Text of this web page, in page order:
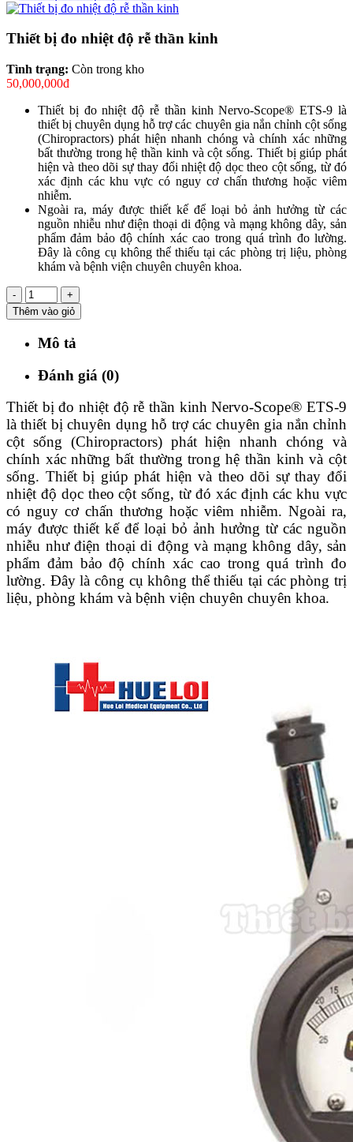
Thiết bị đo nhiệt độ rễ thần kinh
Tình trạng: Còn trong kho
50,000,000đ
Thiết bị đo nhiệt độ rễ thần kinh Nervo-Scope® ETS-9 là
thiết bị chuyên dụng hỗ trợ các chuyên gia nắn chỉnh cột sống
(Chiropractors) phát hiện nhanh chóng và chính xác những
bất thường trong hệ thần kinh và cột sống. Thiết bị giúp phát
hiện và theo dõi sự thay đổi nhiệt độ dọc theo cột sống, từ đó
xác định các khu vực có nguy cơ chấn thương hoặc viêm
nhiễm.
Ngoài ra, máy được thiết kế để loại bỏ ảnh hưởng từ các
nguồn nhiễu như điện thoại di động và mạng không dây, sản
phẩm đảm bảo độ chính xác cao trong quá trình đo lường.
Đây là công cụ không thể thiếu tại các phòng trị liệu, phòng
khám và bệnh viện chuyên chuyên khoa.
-
+
Thêm vào giỏ
Mô tả
Đánh giá (0)
Thiết bị đo nhiệt độ rễ thần kinh Nervo-Scope® ETS-9
là thiết bị chuyên dụng hỗ trợ các chuyên gia nắn chỉnh
cột sống (Chiropractors) phát hiện nhanh chóng và
chính xác những bất thường trong hệ thần kinh và cột
sống. Thiết bị giúp phát hiện và theo dõi sự thay đổi
nhiệt độ dọc theo cột sống, từ đó xác định các khu vực
có nguy cơ chấn thương hoặc viêm nhiễm. Ngoài ra,
máy được thiết kế để loại bỏ ảnh hưởng từ các nguồn
nhiễu như điện thoại di động và mạng không dây, sản
phẩm đảm bảo độ chính xác cao trong quá trình đo
lường. Đây là công cụ không thể thiếu tại các phòng trị
liệu, phòng khám và bệnh viện chuyên chuyên khoa.